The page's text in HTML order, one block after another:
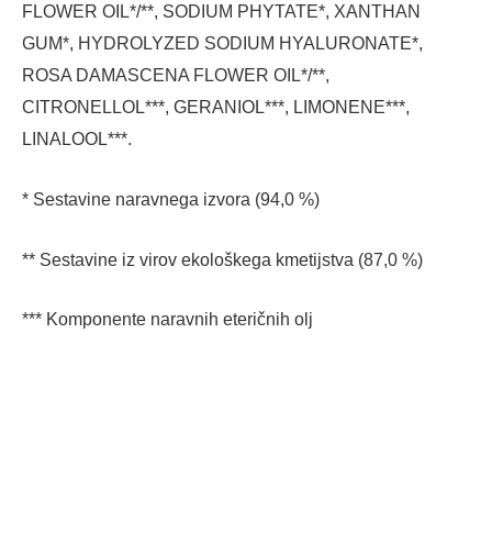
FLOWER OIL*/**, SODIUM PHYTATE*, XANTHAN
GUM*, HYDROLYZED SODIUM HYALURONATE*,
ROSA DAMASCENA FLOWER OIL*/**,
CITRONELLOL***, GERANIOL***, LIMONENE***,
LINALOOL***.
* Sestavine naravnega izvora (94,0 %)
** Sestavine iz virov ekološkega kmetijstva (87,0 %)
*** Komponente naravnih eteričnih olj